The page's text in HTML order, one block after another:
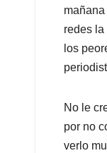
p
p
redes
los
No le
por no
verlo